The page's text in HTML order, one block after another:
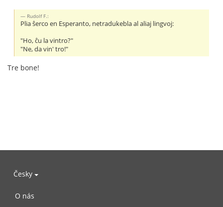
Rudolf F.:
Plia ŝerco en Esperanto, netradukebla al aliaj lingvoj:
"Ho, ĉu la vintro?"
"Ne, da vin' tro!"
Tre bone!
Česky
O nás